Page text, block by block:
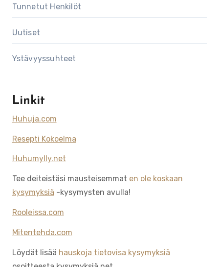
Tunnetut Henkilöt
Uutiset
Ystävyyssuhteet
Linkit
Huhuja.com
Resepti Kokoelma
Huhumylly.net
Tee deiteistäsi mausteisemmat en ole koskaan
kysymyksiä -kysymysten avulla!
Rooleissa.com
Mitentehda.com
Löydät lisää hauskoja tietovisa kysymyksiä